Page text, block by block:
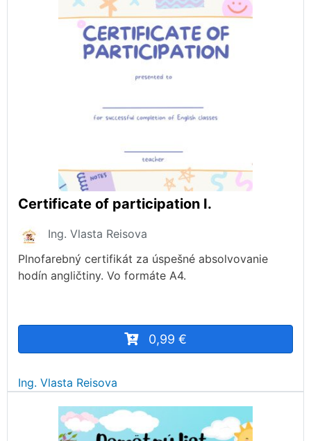
Certificate of participation I.
Ing. Vlasta Reisova
Plnofarebný certifikát za úspešné absolvovanie
hodín angličtiny. Vo formáte A4.
0,99 €
Ing. Vlasta Reisova